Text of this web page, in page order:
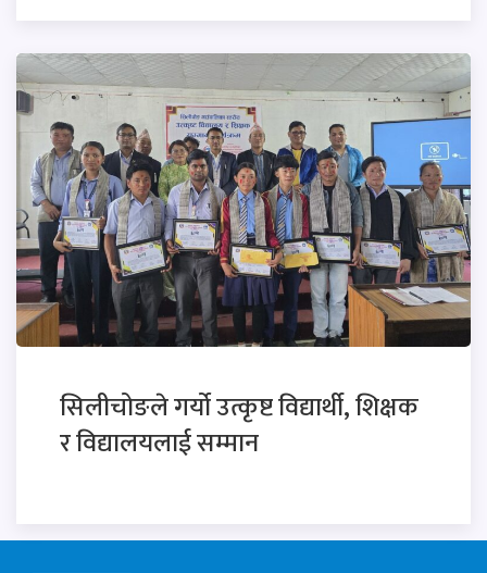
सिलीचोङले गर्यो उत्कृष्ट विद्यार्थी, शिक्षक
र विद्यालयलाई सम्मान